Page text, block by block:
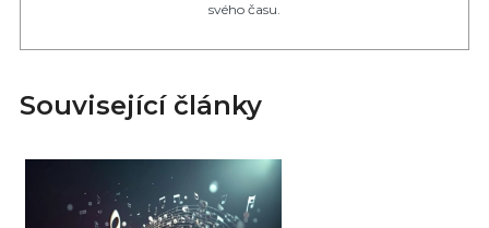
svého času.
Související články